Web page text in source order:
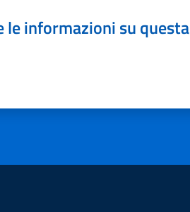
le informazioni su questa